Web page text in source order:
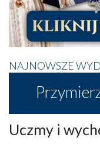
NAJNOWSZE
Uczmy i